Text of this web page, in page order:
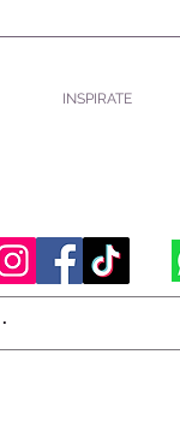
INSPIRATE